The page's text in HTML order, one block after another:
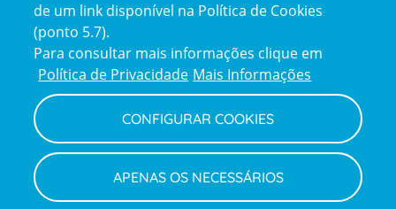
Reclamações
e
elogios
Política de Privacidade e Cookies
Declaração de Acessibilidade
Canal de Denúncias
Informações legais
de um link disponível na Política de Cookies
(ponto 5.7).
Para consultar mais informações clique em
Política de Privacidade Mais Informações
CONFIGURAR COOKIES
APENAS OS NECESSÁRIOS